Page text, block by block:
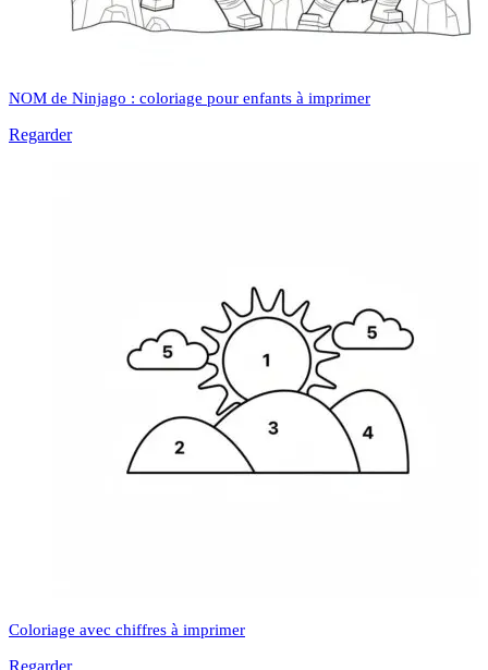
NOM de Ninjago : coloriage pour enfants à imprimer
Regarder
Coloriage avec chiffres à imprimer
Regarder